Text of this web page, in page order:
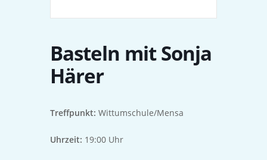
Basteln mit Sonja
Härer
Treffpunkt: Wittumschule/Mensa
Uhrzeit: 19:00 Uhr